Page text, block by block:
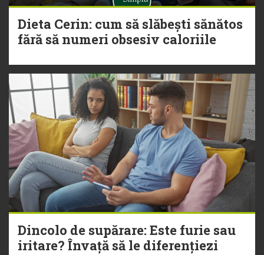
Dieta Cerin: cum să slăbești sănătos
fără să numeri obsesiv caloriile
Dincolo de supărare: Este furie sau
iritare? Învață să le diferențiezi